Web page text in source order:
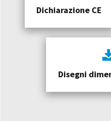
Dichiarazione CE
Disegni